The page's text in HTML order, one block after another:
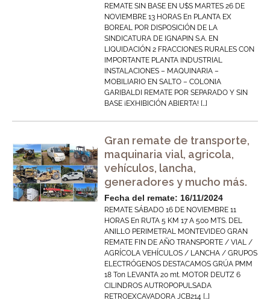
REMATE SIN BASE EN U$S MARTES 26 DE
NOVIEMBRE 13 HORAS En PLANTA EX
BOREAL POR DISPOSICIÓN DE LA
SINDICATURA DE IGNAPIN S.A. EN
LIQUIDACIÓN 2 FRACCIONES RURALES CON
IMPORTANTE PLANTA INDUSTRIAL
INSTALACIONES – MAQUINARIA –
MOBILIARIO EN SALTO – COLONIA
GARIBALDI REMATE POR SEPARADO Y SIN
BASE ¡EXHIBICIÓN ABIERTA! […]
Gran remate de transporte,
maquinaria vial, agricola,
vehículos, lancha,
generadores y mucho más.
Fecha del remate: 16/11/2024
REMATE SÁBADO 16 DE NOVIEMBRE 11
HORAS En RUTA 5 KM 17 A 500 MTS. DEL
ANILLO PERIMETRAL MONTEVIDEO GRAN
REMATE FIN DE AÑO TRANSPORTE / VIAL /
AGRÍCOLA VEHÍCULOS / LANCHA / GRUPOS
ELECTRÓGENOS DESTACAMOS GRÚA PMM
18 Ton LEVANTA 20 mt. MOTOR DEUTZ 6
CILINDROS AUTROPOPULSADA
RETROEXCAVADORA JCB214 […]